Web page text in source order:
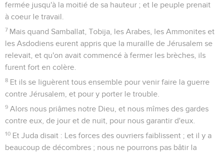
fermée jusqu'à la moitié de sa hauteur ; et le peuple prenait
à coeur le travail.
7 Mais quand Samballat, Tobija, les Arabes, les Ammonites et
les Asdodiens eurent appris que la muraille de Jérusalem se
relevait, et qu'on avait commencé à fermer les brèches, ils
furent fort en colère.
8 Et ils se liguèrent tous ensemble pour venir faire la guerre
contre Jérusalem, et pour y porter le trouble.
9 Alors nous priâmes notre Dieu, et nous mîmes des gardes
contre eux, de jour et de nuit, pour nous garantir d'eux.
10 Et Juda disait : Les forces des ouvriers faiblissent ; et il y a
beaucoup de décombres ; nous ne pourrons pas bâtir la